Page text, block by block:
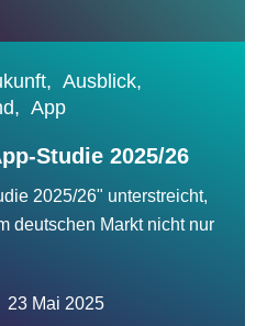
Ausblick,
App
Studie 2025/26
2025/26" unterstreicht,
deutschen Markt nicht nur
23 Mai 2025